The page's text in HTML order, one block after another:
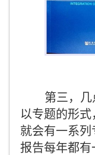
第三，
以专题的形
就会有一系
报告每年都